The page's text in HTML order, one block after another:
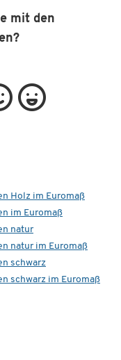
mit den
Holz im Euromaß
im Euromaß
natur
natur im Euromaß
schwarz
schwarz im Euromaß